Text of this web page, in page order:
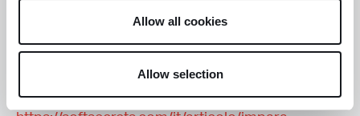
Allow all cookies
Allow selection
-Impara a coltivare la tua Cannabis con i video
tutorial di Soft Secrets